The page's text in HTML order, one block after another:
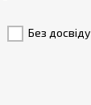
Без досвіду